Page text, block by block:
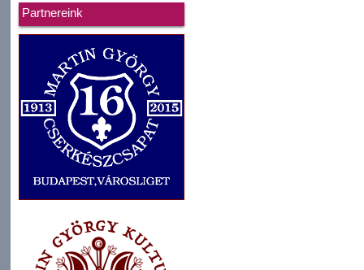
Partnereink